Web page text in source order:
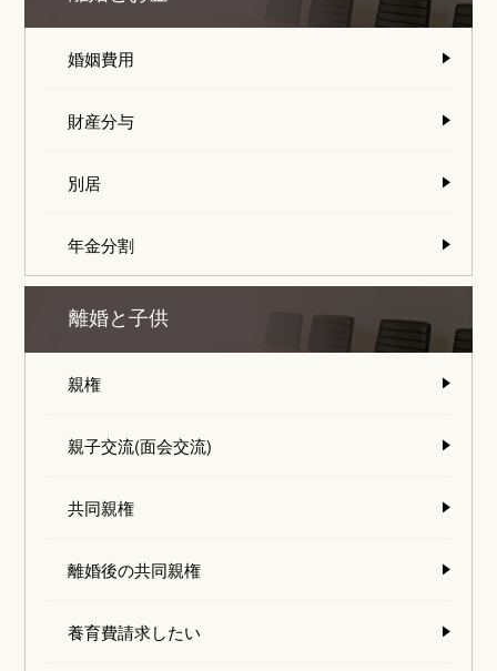
婚姻費用
財産分与
別居
年金分割
離婚と子供
親権
親子交流(面会交流)
共同親権
離婚後の共同親権
養育費請求したい